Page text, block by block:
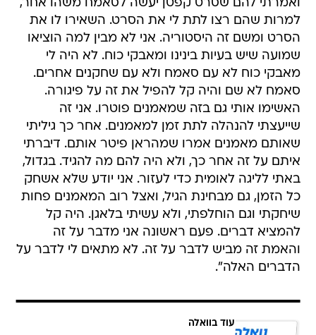
ואמרתי להם שסרט קפטן יעשה לסאמח משהו אחר,
למרות שהם רצו לתת לי את הסרט. השאירו לו את
הסרט ומשם זה היסטוריה. אני לא מבין למה הוציאו
שמועה שיש בעיות בינינו ומאבקי כוח. לא היה לי
מאבקי כוח לא עם סאמח ולא עם שחקנים אחרים.
סאמח לא שם והיה קל להפיל את זה על פיגורה.
האשימו אותי גם בזה שמאמנים פוטרו. אני זה
שייעצתי להנהלה לתת זמן למאמנים. אחר כך גיליתי
שאותם מאמנים אמרו שמהראן פיטר אותם. דיברתי
איתם על זה אחר כך, ולא היה להם מה להגיד. בגדול,
באתי לליגה לאומית כדי לעזור. אני יודע שלא אשחק
כל הזמן, גם מבחינת הגיל, ואצל רוב המאמנים פחות
שיחקתי וגם הוחלפתי, ולא עשיתי בלאגן. היה קל
להמציא דברים. פעם ראשונה אני מדבר על זה
והאמת זה מביש לדבר על זה. לא מתאים לי לדבר על
הדברים האלה".
עוד בוואלה